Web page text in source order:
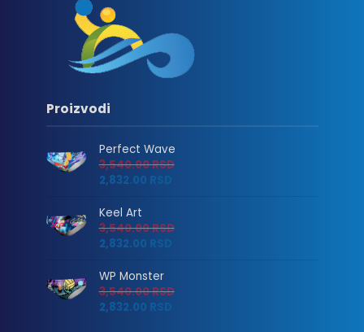
Proizvodi
Perfect Wave
3,540.00RSD
2,832.00 RSD
Keel Art
3,540.00RSD
2,832.00 RSD
WP Monster
3,540.00RSD
2,832.00 RSD